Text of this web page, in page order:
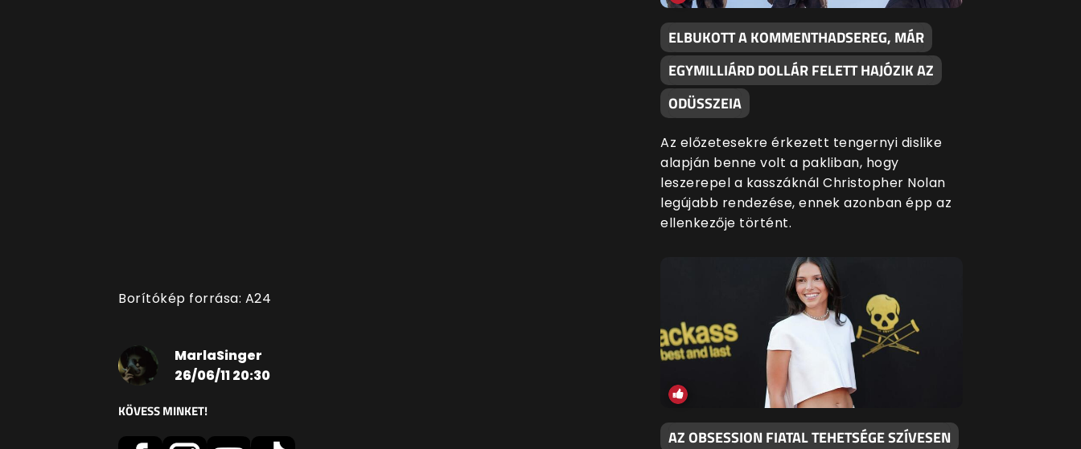
Borítókép forrása: A24
MarlaSinger
26/06/11 20:30
KÖVESS MINKET!
ELBUKOTT A KOMMENTHADSEREG, MÁR
EGYMILLIÁRD DOLLÁR FELETT HAJÓZIK AZ
ODÜSSZEIA
Az előzetesekre érkezett tengernyi dislike
alapján benne volt a pakliban, hogy
leszerepel a kasszáknál Christopher Nolan
legújabb rendezése, ennek azonban épp az
ellenkezője történt.
AZ OBSESSION FIATAL TEHETSÉGE SZÍVESEN